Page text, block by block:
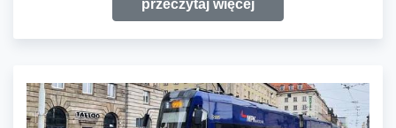
przeczytaj więcej